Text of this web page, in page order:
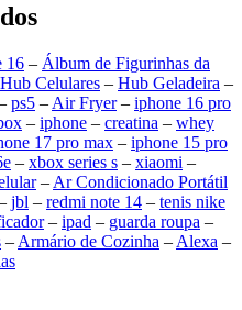
16 – Álbum de Figurinhas da
Hub Celulares – Hub Geladeira –
ps5 – Air Fryer– iphone 16 pro
– iphone – creatina – whey
17 pro max – iphone 15 pro
– xbox series s – xiaomi –
– Ar Condicionado Portátil
jbl – redmi note 14 – tenis nike
– ipad – guarda roupa –
– Armário de Cozinha – Alexa –